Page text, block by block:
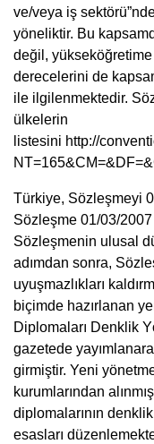
ve/veya iş
yöneliktir. Bu
değil,
derecelerini de
ile ilgilenmektedir.
ülkelerin
listesini http://
Türkiye, Sözleşmeyi
Sözleşme 01/03/
Sözleşmenin ulusal
adımdan sonra,
uyuşmazlıkları
biçimde hazırlanan
Diplomaları Denklik
gazetede
girmiştir. Yeni
kurumlarından
diplomalarının
esasları